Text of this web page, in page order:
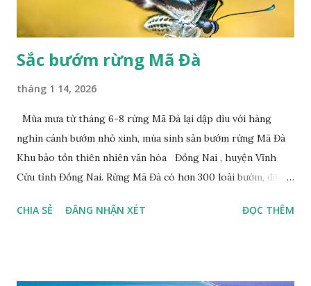
Sắc bướm rừng Mã Đà
tháng 1 14, 2026
Mùa mưa từ tháng 6-8 rừng Mã Đà lại dập dìu với hàng
nghìn cánh bướm nhỏ xinh, mùa sinh sản bướm rừng Mã Đà
Khu bảo tồn thiên nhiên văn hóa Đồng Nai , huyện Vĩnh
Cửu tỉnh Đồng Nai. Rừng Mã Đà có hơn 300 loài bướm, đặc
đuôi trắng (Lamproptera curius) đặc trưng là cái đuôi dài
CHIA SẺ ĐĂNG NHẬN XÉT ĐỌC THÊM